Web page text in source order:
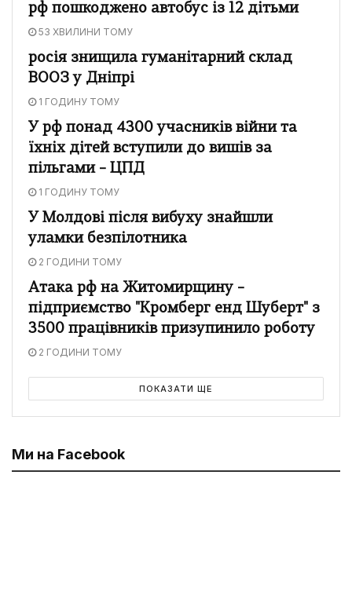
рф пошкоджено автобус із 12 дітьми
53 ХВИЛИНИ ТОМУ
росія знищила гуманітарний склад
ВООЗ у Дніпрі
1 ГОДИНУ ТОМУ
У рф понад 4300 учасників війни та
їхніх дітей вступили до вишів за
пільгами – ЦПД
1 ГОДИНУ ТОМУ
У Молдові після вибуху знайшли
уламки безпілотника
2 ГОДИНИ ТОМУ
Атака рф на Житомирщину –
підприємство "Кромберг енд Шуберт" з
3500 працівників призупинило роботу
2 ГОДИНИ ТОМУ
ПОКАЗАТИ ЩЕ
Ми на Facebook